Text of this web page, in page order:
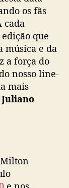
os fãs
cada
que
música e da
a força do
nosso line-
mais
Juliano